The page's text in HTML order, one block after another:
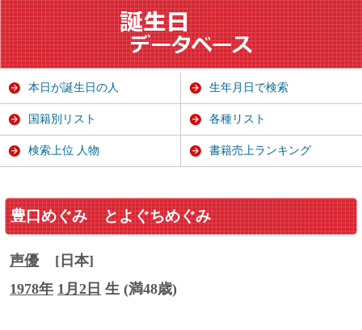
豊口めぐみ とよぐちめぐみ
声優
[日本]
1978年 1月2日 生 (満48歳)
本日が誕生日の人 生年月日で検索
国籍別リスト 各種リスト
検索上位 人物 書籍売上ランキング